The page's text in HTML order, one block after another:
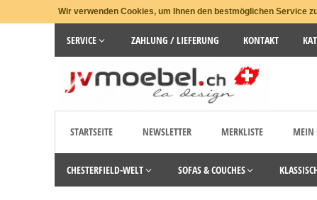
Wir verwenden Cookies, um Ihnen den bestmöglichen Service
SERVICE ZAHLUNG / LIEFERUNG KONTAKT
STARTSEITE NEWSLETTER MERKLISTE MEIN
CHESTERFIELD-WELT SOFAS & COUCHES